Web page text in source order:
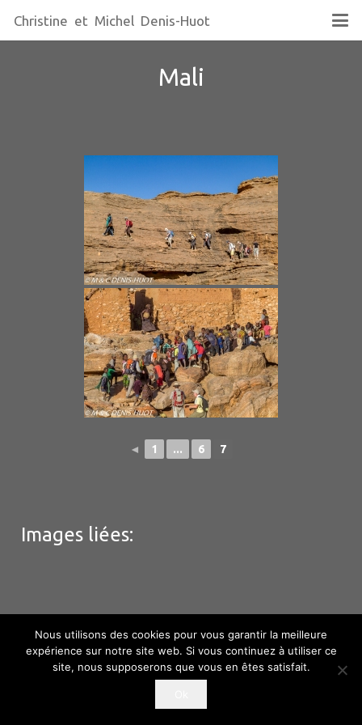
Christine et Michel Denis-Huot
Mali
◄ 1 ... 6 7
Images liées:
Information Copyright
Nous utilisons des cookies pour vous garantir la meilleure
expérience sur notre site web. Si vous continuez à utiliser ce
site, nous supposerons que vous en êtes satisfait.